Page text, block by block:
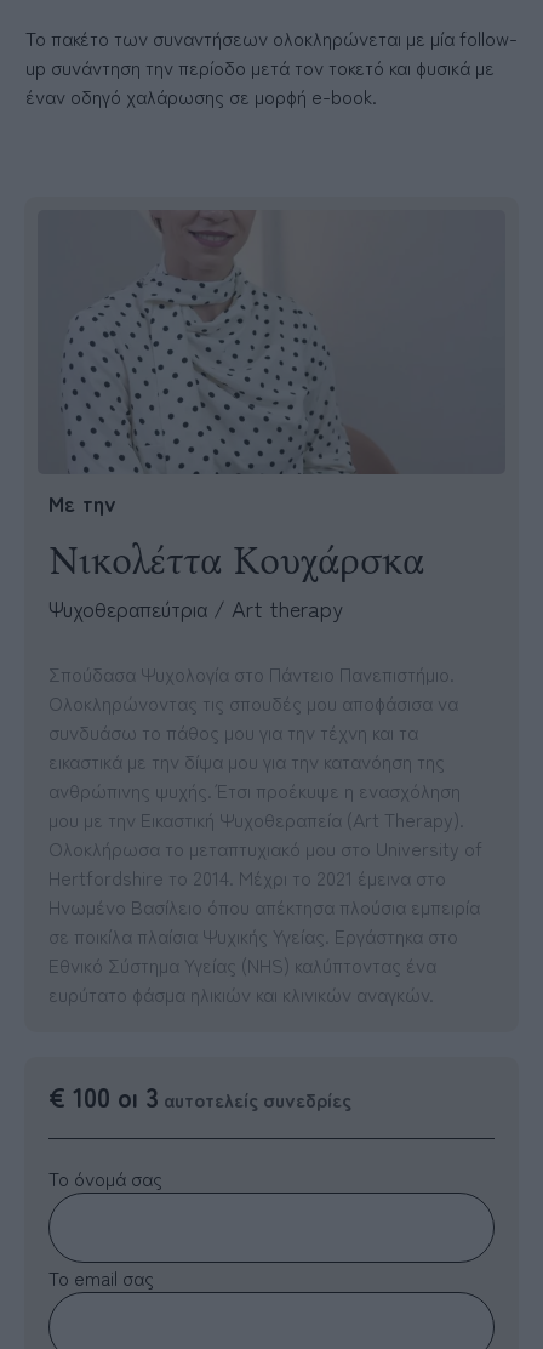
Το πακέτο των συναντήσεων ολοκληρώνεται με μία follow-
up συνάντηση την περίοδο μετά τον τοκετό και φυσικά με
έναν οδηγό χαλάρωσης σε μορφή e-book.
Με την
Νικολέττα Κουχάρσκα
Ψυχοθεραπεύτρια / Art therapy
Σπούδασα Ψυχολογία στο Πάντειο Πανεπιστήμιο.
Ολοκληρώνοντας τις σπουδές μου αποφάσισα να
συνδυάσω το πάθος μου για την τέχνη και τα
εικαστικά με την δίψα μου για την κατανόηση της
ανθρώπινης ψυχής. Έτσι προέκυψε η ενασχόληση
μου με την Εικαστική Ψυχοθεραπεία (Art Therapy).
Ολοκλήρωσα το μεταπτυχιακό μου στο University of
Hertfordshire το 2014. Μέχρι το 2021 έμεινα στο
Ηνωμένο Βασίλειο όπου απέκτησα πλούσια εμπειρία
σε ποικίλα πλαίσια Ψυχικής Υγείας. Εργάστηκα στο
Εθνικό Σύστημα Υγείας (NHS) καλύπτοντας ένα
ευρύτατο φάσμα ηλικιών και κλινικών αναγκών.
€ 100 οι 3 αυτοτελείς συνεδρίες
Το όνομά σας
Το email σας